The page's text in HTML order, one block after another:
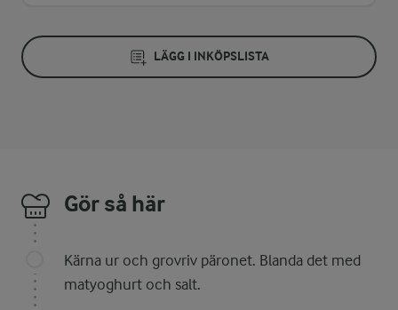
LÄGG I INKÖPSLISTA
Gör så här
Kärna ur och grovriv päronet. Blanda det med
matyoghurt och salt.